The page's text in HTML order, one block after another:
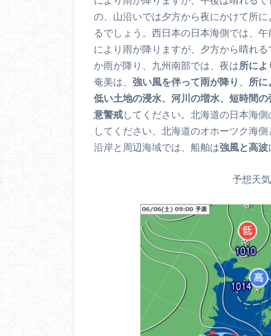
の、山沿いでは夕方から夜にかけて所
るでしょう。西日本の日本海側では、
により雨が降りますが、夕方から晴れ
か雨が降り、九州南部では、夜は所に
奄美は、 強い風を伴って雨が降り
所
低い土地の浸水、河川の増水、短時間
意警戒してください。北海道の日本海
してください、北海道のオホーツク海
沿岸と周辺海域では、船舶は強風と高波
予想天